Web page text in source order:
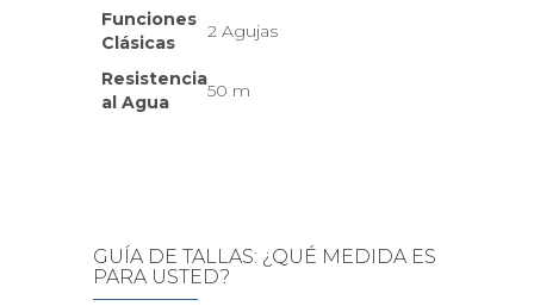
Funciones
Clásicas
2 Agujas
Resistencia
al Agua
50 m
GUÍA DE TALLAS: ¿QUÉ MEDIDA ES
PARA USTED?